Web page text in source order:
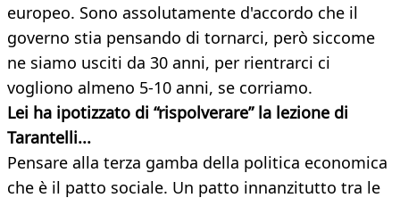
europeo. Sono assolutamente d'accordo che il
governo stia pensando di tornarci, però siccome
ne siamo usciti da 30 anni, per rientrarci ci
vogliono almeno 5-10 anni, se corriamo.
Lei ha ipotizzato di “rispolverare” la lezione di
Tarantelli...
Pensare alla terza gamba della politica economica
che è il patto sociale. Un patto innanzitutto tra le